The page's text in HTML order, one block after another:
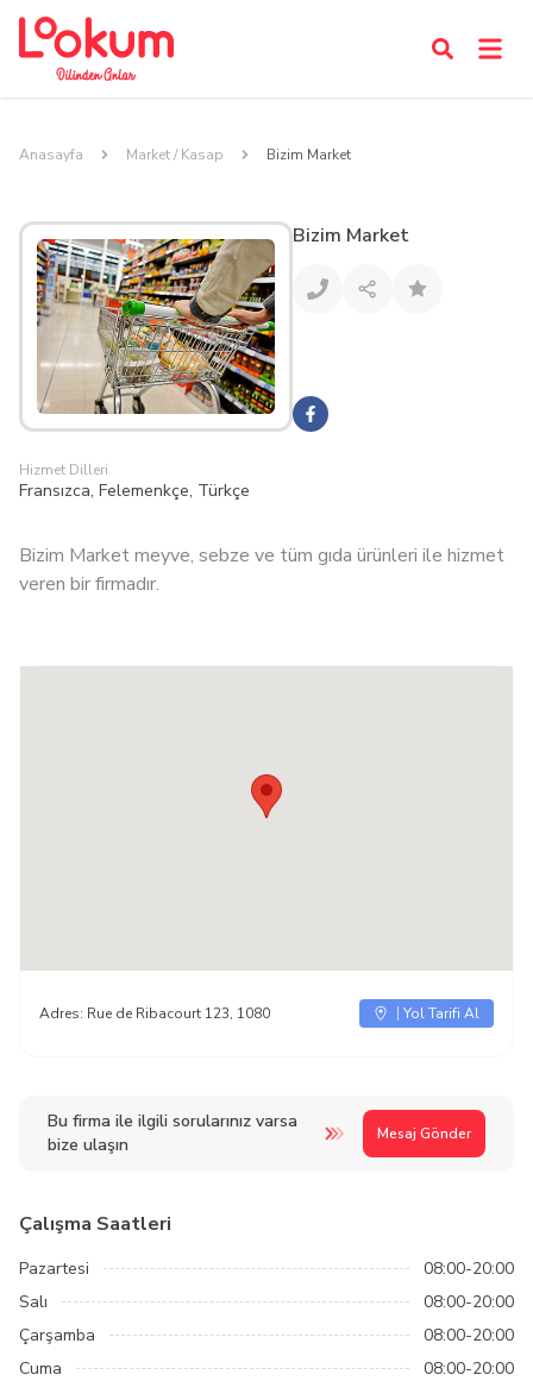
Anasayfa Market / Kasap Bizim Market
Bizim Market
Hizmet Dilleri
Fransızca, Felemenkçe, Türkçe
Bizim Market meyve, sebze ve tüm gıda ürünleri ile hizmet
veren bir firmadır.
Bu firma ile ilgili sorularınız varsa
bize ulaşın
Mesaj Gönder
Adres: Rue de Ribacourt 123, 1080 Yol Tarifi Al
Çalışma Saatleri
Pazartesi
08:00-20:00
Salı
08:00-20:00
Çarşamba
08:00-20:00
Cuma
08:00-20:00